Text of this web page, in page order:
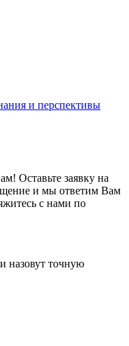
и перспективы
Оставьте заявку на
и мы ответим Вам
с нами по
назовут точную